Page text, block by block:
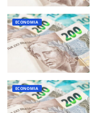
ECONOMIA
ECONOMIA